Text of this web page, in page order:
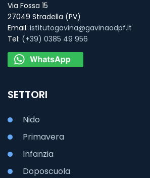
Via Fossa 15
27049 Stradella (PV)
Email: istitutogavina@gavinaodpf.it
Tel: (+39) 0385 49 956
SETTORI
Nido
Primavera
Infanzia
Doposcuola